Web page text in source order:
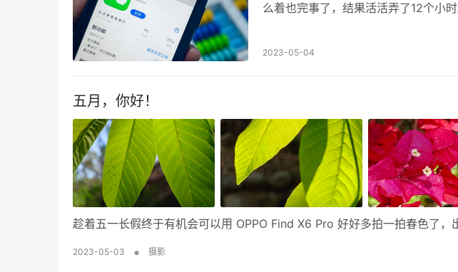
么着也完事了，结果活活弄了12个小时
2023-05-04
五月，你好！
趁着五一长假终于有机会可以用 OPPO Find X6 Pro 好好多拍一拍春色了，
2023-05-03 • 摄影